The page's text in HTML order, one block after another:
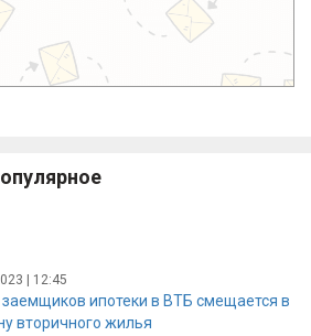
| 12:45
ипотеки в ВТБ смещается в
вторичного жилья